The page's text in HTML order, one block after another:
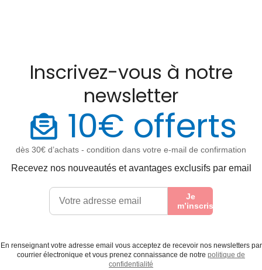
Inscrivez-vous à notre
newsletter
10€ offerts
dès 30€ d’achats - condition dans votre e-mail de confirmation
Recevez nos nouveautés et avantages exclusifs par email
Je
m’inscris
En renseignant votre adresse email vous acceptez de recevoir nos newsletters par
courrier électronique et vous prenez connaissance de notre politique de
confidentialité